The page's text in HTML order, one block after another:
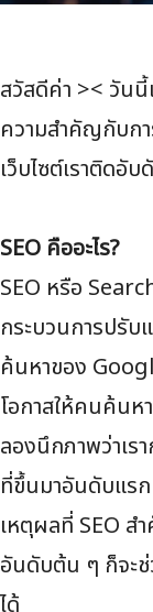
สวัสดีค่า >< วันนี้
ความสำคัญกับกา
เว็บไซต์เราติดอั
SEO คืออะไร?
SEO หรือ
กระบวนการปรั
ค้นหาของ
โอกาสให้คนค้นห
ลองนึกภาพว่าเร
ที่ขึ้นมาอันดับแร
เหตุผลที่ SEO ส
อันดับต้น ๆ ก็จะช่
ได้